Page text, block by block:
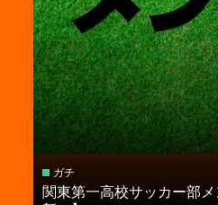
ガチ
関東第一高校サッカー部